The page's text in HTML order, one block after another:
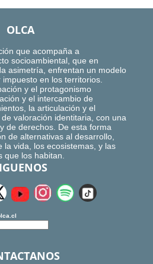
OLCA
que acompaña a
socioambiental, que en
asimetría, enfrentan un modelo
en los territorios.
y el protagonismo
y el intercambio de
la articulación y el
valoración identitaria, con una
de derechos. De esta forma
de alternativas al desarrollo,
la vida, los ecosistemas, y las
que los habitan.